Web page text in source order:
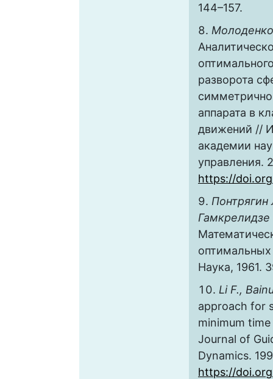
144–157.
разворота
аппарата в
движений //
академии
управления.
https://
Понтрягин
Наука, 1961.
Li F.,
approach for
minimum
Journal of
Dynamics.
https://